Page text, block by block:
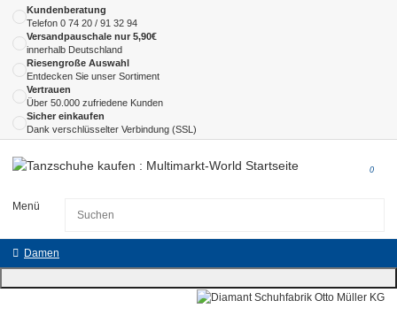
Kundenberatung
Telefon 0 74 20 / 91 32 94
Versandpauschale nur 5,90€
innerhalb Deutschland
Riesengroße Auswahl
Entdecken Sie unser Sortiment
Vertrauen
Über 50.000 zufriedene Kunden
Sicher einkaufen
Dank verschlüsselter Verbindung (SSL)
Menü
0
Damen